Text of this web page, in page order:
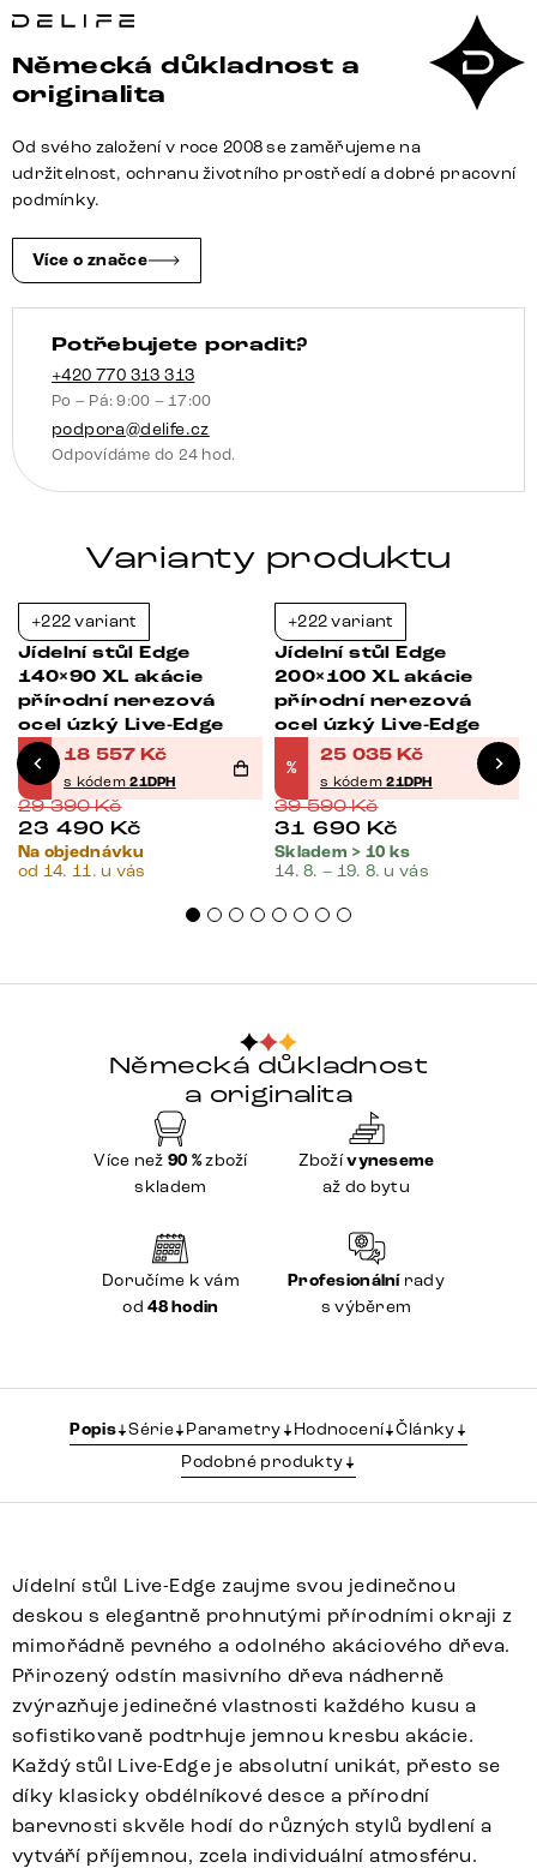
XL
akácie
přírodní
nerezová
Live-
Edge
množství
Německá důkladnost a
originalita
Od svého založení v roce 2008 se zaměřujeme na
udržitelnost, ochranu životního prostředí a dobré pracovní
podmínky.
Více o značce
Potřebujete poradit?
+420 770 313 313
Po – Pá: 9:00 – 17:00
podpora@delife.cz
Odpovídáme do 24 hod.
Varianty produktu
+222 variant
Jídelní stůl Edge
140×90 XL akácie
přírodní nerezová
ocel úzký Live-Edge
%
18 557 Kč
s kódem21DPH
29 390Kč
23 490 Kč
Na objednávku
od 14. 11. u vás
+222 variant
Jídelní stůl Edge
200×100 XL akácie
přírodní nerezová
ocel úzký Live-Edge
%
25 035 Kč
s kódem21DPH
39 590Kč
31 690 Kč
Skladem > 10 ks
14. 8. – 19. 8. u vás
Německá důkladnost
a originalita
Více než 90 %zboží
skladem
Zbožívyneseme
až do bytu
Doručíme k vám
od48 hodin
Profesionálnírady
s výběrem
Popis Série Parametry Hodnocení Články
Podobné produkty
Jídelní stůl Live-Edge zaujme svou jedinečnou
deskou s elegantně prohnutými přírodními okraji z
mimořádně pevného a odolného akáciového dřeva.
Přirozený odstín masivního dřeva nádherně
zvýrazňuje jedinečné vlastnosti každého kusu a
sofistikovaně podtrhuje jemnou kresbu akácie.
Každý stůl Live-Edge je absolutní unikát, přesto se
díky klasicky obdélníkové desce a přírodní
barevnosti skvěle hodí do různých stylů bydlení a
vytváří příjemnou, zcela individuální atmosféru.